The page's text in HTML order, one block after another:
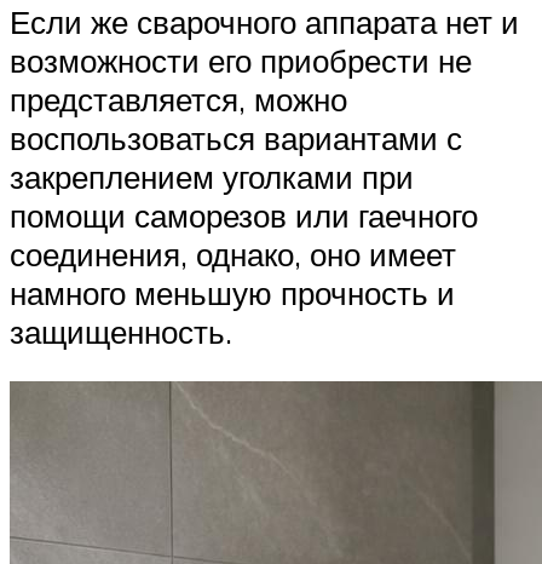
Если же сварочного аппарата нет и
возможности его приобрести не
представляется, можно
воспользоваться вариантами с
закреплением уголками при
помощи саморезов или гаечного
соединения, однако, оно имеет
намного меньшую прочность и
защищенность.